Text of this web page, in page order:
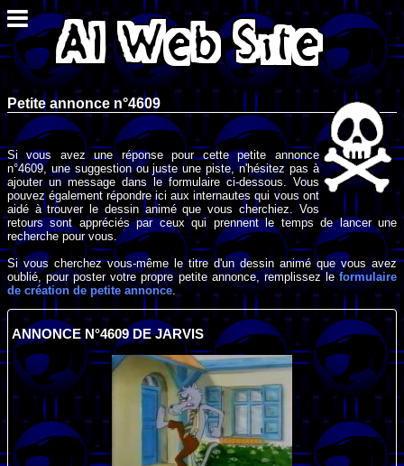
Petite annonce n°4609
Si vous avez une réponse pour cette petite annonce
n°4609, une suggestion ou juste une piste, n'hésitez pas à
ajouter un message dans le formulaire ci-dessous. Vous
pouvez également répondre ici aux internautes qui vous ont
aidé à trouver le dessin animé que vous cherchiez. Vos
retours sont appréciés par ceux qui prennent le temps de lancer une
recherche pour vous.
Si vous cherchez vous-même le titre d'un dessin animé que vous avez
oublié, pour poster votre propre petite annonce, remplissez leformulaire
de création de petite annonce .
ANNONCE N°4609 DE JARVIS